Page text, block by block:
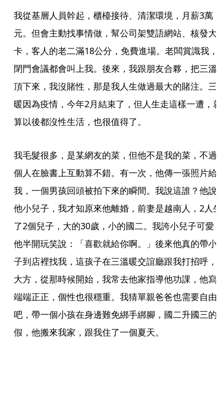
我從基層人員幹起，櫃檯接待、清潔環境，月薪3萬
元。但會主動找事情做，幫公司架雙語網站、核發大
卡，客人的老二滿18公分，免費進場。老闆賞識我，
閉門會議都會叫上我。後來，我跟朋友合夥，把三溫
頂下來，我沒賭性，那是我人生做過最大的賭注。三
暖因為疫情，今年2月結束了，但人生走這樣一遭，
算以後都沒性生活，也很值得了。
我毛髮很多，是某網友的菜，但他不是我的菜，不過
個人在臉書上互動算不錯。有一次，他傳一張照片給
我，一個男孩回頭被拍下來的瞬間。我說這誰？他說
他小兒子，我才知原來他離婚，前妻是越南人，2人
了2個兒子，大的30歲，小的國二。我誇小兒子可愛
他半開玩笑說：「喜歡就給你啊。」後來他真的帶小
子到店裡找我，這孩子在三溫暖交誼廳跟我打招呼，
大方，從那時候開始，我常去他家指導他功課，他寫
端端正正，個性也很穩重。我猜單親爸爸也需要自由
吧，帶一個小孩在身邊難免綁手綁腳，國二升國三的
假，他搬來我家，跟我住了一個夏天。